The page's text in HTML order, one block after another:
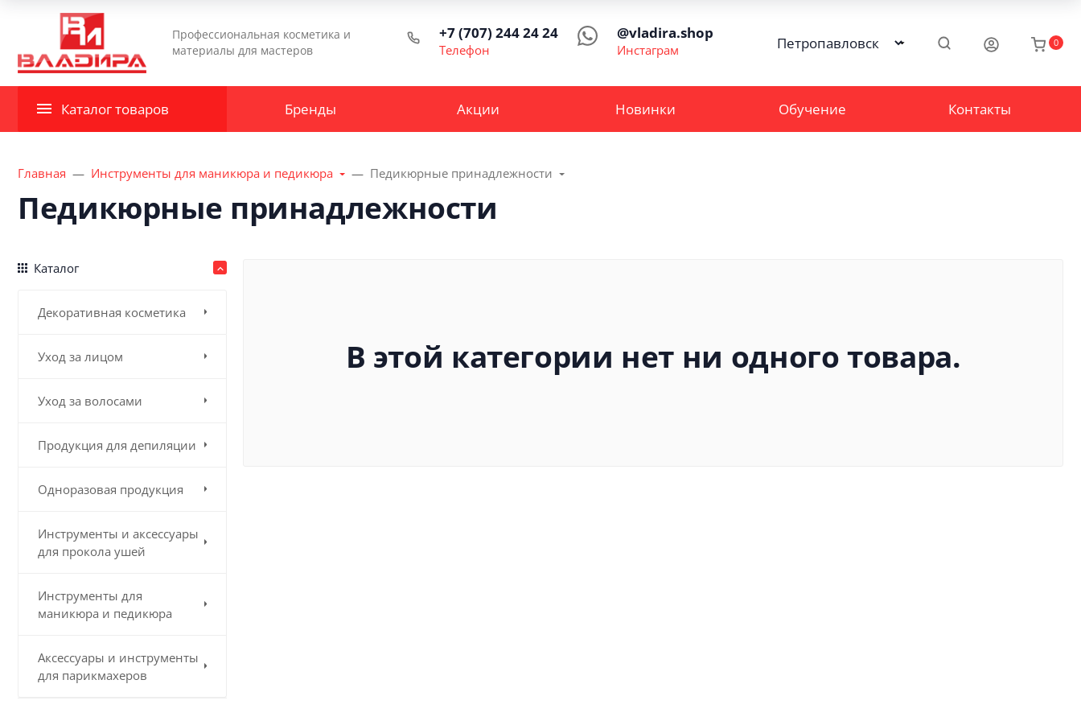
Профессиональная косметика и
материалы для мастеров
+7 (707) 244 24 24
Телефон
@vladira.shop
Инстаграм 0
Каталог товаров Бренды Акции Новинки Обучение Контакты
Главная Инструменты для маникюра и педикюра Педикюрные принадлежности
Педикюрные принадлежности
Каталог
Декоративная косметика
Уход за лицом
Уход за волосами
Продукция для депиляции
Одноразовая продукция
Инструменты и аксессуары
для прокола ушей
Инструменты для
маникюра и педикюра
Аксессуары и инструменты
для парикмахеров
В этой категории нет ни одного товара.